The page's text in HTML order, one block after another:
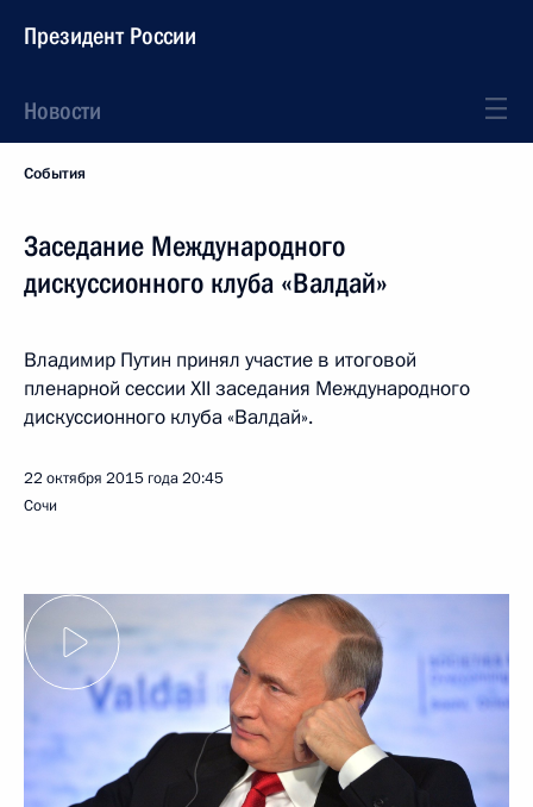
Президент России
Новости
События
Заседание Международного
дискуссионного клуба «Валдай»
Владимир Путин принял участие в итоговой
пленарной сессии XII заседания Международного
дискуссионного клуба «Валдай».
22 октября 2015 года20:45
Сочи